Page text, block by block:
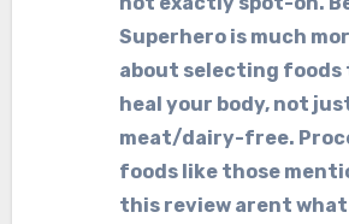
Superhero is much
about selecting
heal your body, not
meat/dairy-free.
foods like those
this review arent what